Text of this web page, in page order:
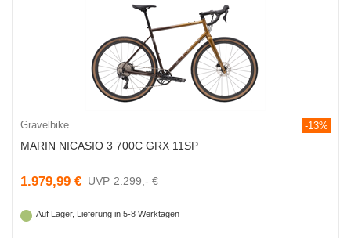
Gravelbike -13%
MARIN NICASIO 3 700C GRX 11SP
1.979,99 € 2.299,- €
Auf Lager, Lieferung in 5-8 Werktagen